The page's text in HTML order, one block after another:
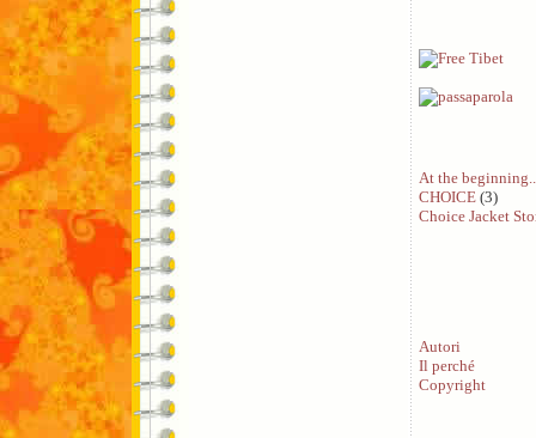
At the
CHOICE (3)
Choice Jacket
Autori
Il perché
Copyright